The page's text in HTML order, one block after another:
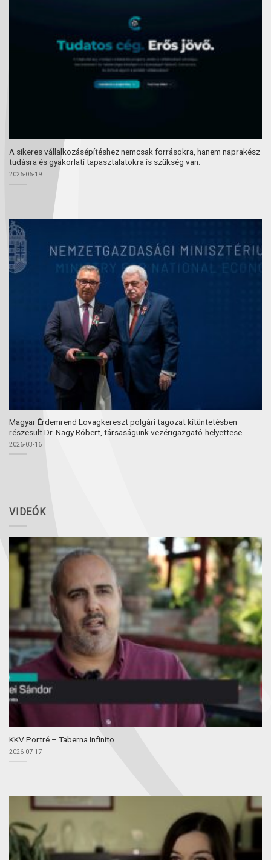
A sikeres vállalkozásépítéshez nemcsak forrásokra, hanem naprakész
tudásra és gyakorlati tapasztalatokra is szükség van.
2026-06-19
Magyar Érdemrend Lovagkereszt polgári tagozat kitüntetésben
részesült Dr. Nagy Róbert, társaságunk vezérigazgató-helyettese
2026-03-16
VIDEÓK
KKV Portré – Taberna Infinito
2026-07-17